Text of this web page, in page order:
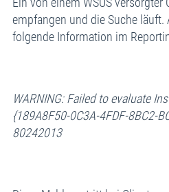
empfangen und die Suche
folgende Information im
WARNING: Failed to evaluate
{189A8F50-0C3A-4FDF-8BC2-
80242013